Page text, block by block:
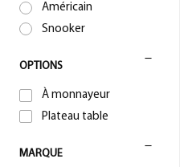
Américain
Snooker
OPTIONS
À monnayeur
Plateau table
MARQUE